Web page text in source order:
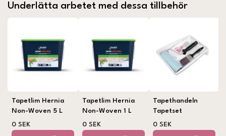
Underlätta arbetet med dessa tillbehör
Tapetlim Hernia
Non-Woven 5 L
0 SEK
Tapetlim Hernia
Non-Woven 1 L
0 SEK
Tapethandeln
Tapetset
0 SEK